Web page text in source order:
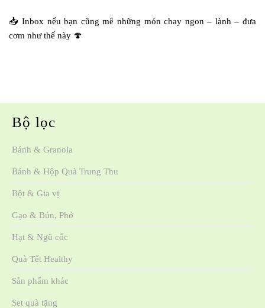
📥 Inbox nếu bạn cũng mê những món chay ngon – lành – đưa
cơm như thế này 🍄
Bộ lọc
Bánh & Granola
Bánh & Hộp Quà Trung Thu
Bột & Gia vị
Gạo & Bún, Phở
Hạt & Ngũ cốc
Quà Tết Healthy
Sản phẩm khác
Set quà tặng